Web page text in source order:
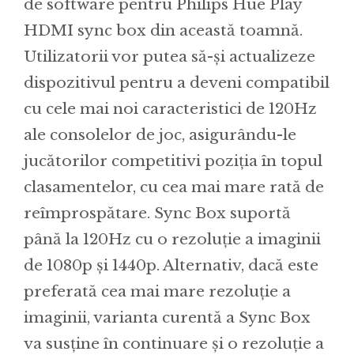
de software pentru Philips Hue Play
HDMI sync box din această toamnă.
Utilizatorii vor putea să-și actualizeze
dispozitivul pentru a deveni compatibil
cu cele mai noi caracteristici de 120Hz
ale consolelor de joc, asigurându-le
jucătorilor competitivi poziția în topul
clasamentelor, cu cea mai mare rată de
reîmprospătare. Sync Box suportă
până la 120Hz cu o rezoluție a imaginii
de 1080p și 1440p. Alternativ, dacă este
preferată cea mai mare rezoluție a
imaginii, varianta curentă a Sync Box
va susține în continuare și o rezoluție a